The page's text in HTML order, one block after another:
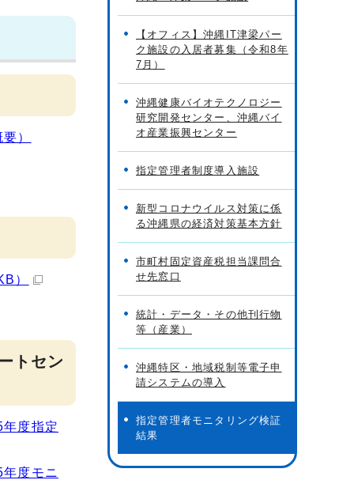
）
）
トセン
度指定
度モニ
【オフィス】沖縄IT津梁パー
ク施設の入居者募集（令和8年
7月）
沖縄健康バイオテクノロジー
研究開発センター、沖縄バイ
オ産業振興センター
指定管理者制度導入施設
新型コロナウイルス対策に係
る沖縄県の経済対策基本方針
市町村固定資産税担当課問合
せ先窓口
統計・データ・その他刊行物
等（産業）
沖縄特区・地域税制等電子申
請システムの導入
指定管理者モニタリング検証
結果